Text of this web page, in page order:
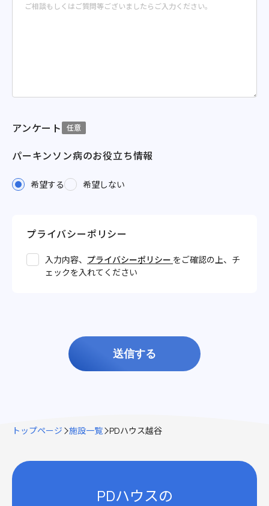
アンケート 任意
パーキンソン病のお役立ち情報
希望する 希望しない
プライバシーポリシー
入力内容、 プライバシーポリシー をご確認の上、チ
ェックを入れてください
送信する
トップページ 施設一覧 PDハウス越谷
PDハウスの